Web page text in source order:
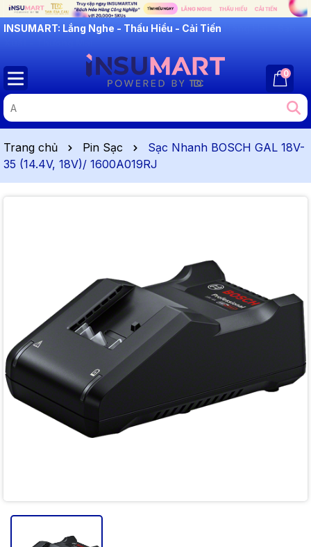
INSUMART: Lắng Nghe - Thấu Hiểu - Cải Tiến
0
Trang chủ Pin Sạc
Sạc Nhanh BOSCH GAL 18V-
35 (14.4V, 18V)/ 1600A019RJ